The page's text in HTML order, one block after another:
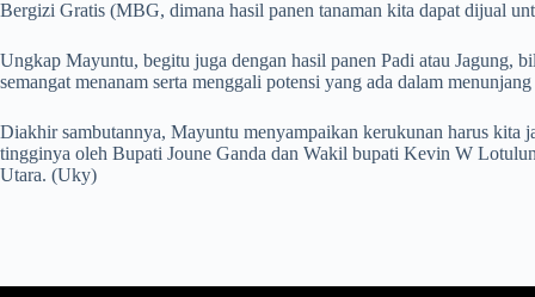
Bergizi Gratis (MBG, dimana hasil panen tanaman kita dapat dijual
Ungkap Mayuntu, begitu juga dengan hasil panen Padi atau Jagung,
semangat menanam serta menggali potensi yang ada dalam
Diakhir sambutannya, Mayuntu menyampaikan kerukunan harus kita
tingginya oleh Bupati Joune Ganda dan Wakil bupati Kevin W
Utara. (Uky)